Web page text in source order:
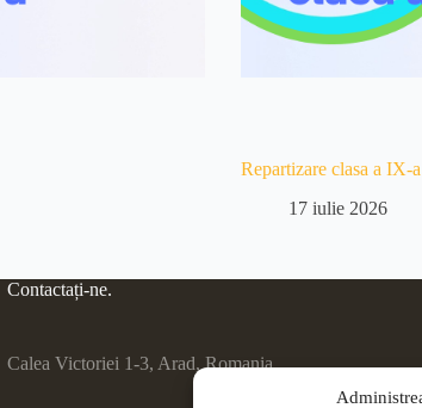
Repartizare clasa a IX-
17 iulie 2026
Contactați-ne.
Calea Victoriei 1-3, Arad, Romania